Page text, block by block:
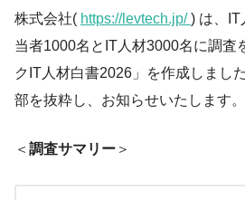
株式会社( https://levtech.jp/ ) は、IT
当者1000名とIT人材3000名に調査
クIT人材白書2026」を作成しまし
部を抜粋し、お知らせいたします。
＜ 調査サマリー ＞